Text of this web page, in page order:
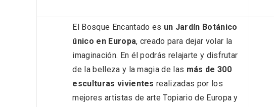
El Bosque Encantado es un Jardín Botánico
único en Europa, creado para dejar volar la
imaginación. En él podrás relajarte y disfrutar
de la belleza y la magia de las más de 300
esculturas vivientes realizadas por los
mejores artistas de arte Topiario de Europa y
Inauguración del Árbol de
El árbol de